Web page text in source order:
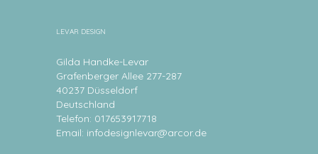
LEVAR DESIGN
Gilda Handke-Levar
Grafenberger Allee 277-287
40237 Düsseldorf
Deutschland
Telefon: 017653917718
Email: infodesignlevar@arcor.de